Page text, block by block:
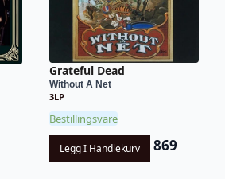
Grateful Dead
Without A Net
3LP
Bestillingsvare
Legg I Handlekurv 869